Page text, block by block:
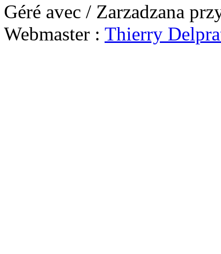
Géré avec / Zarzadzana
Webmaster : Thierry